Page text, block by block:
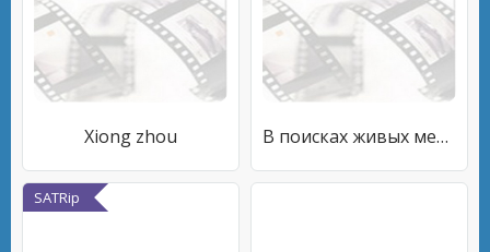
Xiong zhou В поисках живых мертвецов
SATRip